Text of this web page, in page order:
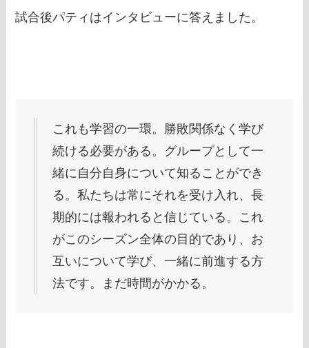
試合後パティはインタビューに答えました。
これも学習の一環。勝敗関係なく学び
続ける必要がある。グループとして一
緒に自分自身について知ることができ
る。私たちは常にそれを受け入れ、長
期的には報われると信じている。これ
がこのシーズン全体の目的であり、お
互いについて学び、一緒に前進する方
法です。まだ時間がかかる。